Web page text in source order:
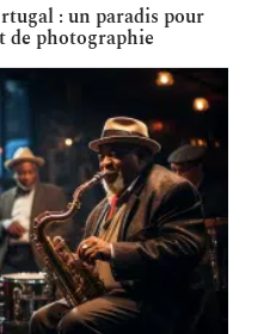
: un paradis pour
de photographie